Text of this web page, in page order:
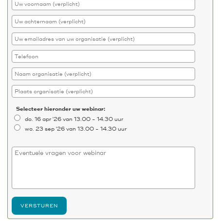
Selecteer hieronder uw webinar:
do. 16 apr '26 van 13.00 - 14.30 uur
wo. 23 sep '26 van 13.00 - 14.30 uur
VERSTUREN